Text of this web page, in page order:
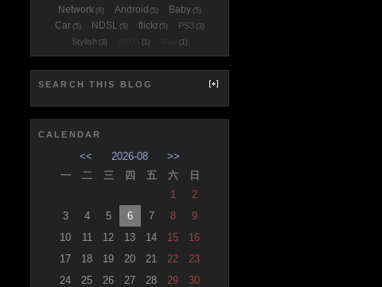
Network (6) Android (5) Baby (5)
Car (5) NDSL (5) flickr(5) PS3 (3)
Stylish (3) (1) (1)
SEARCH THIS BLOG
CALENDAR
<< 2026-08
>>
一
二 三 四 五 六
日
1
2
3
4 5 6 7 8
9
10
11 12 13 14 15
16
17
18 19 20 21 22
23
24
25 26 27 28 29
30